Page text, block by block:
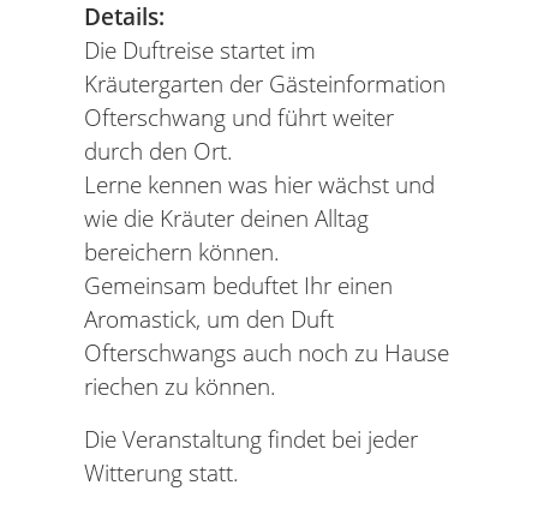
Details:
Die Duftreise startet im
Kräutergarten der Gästeinformation
Ofterschwang und führt weiter
durch den Ort.
Lerne kennen was hier wächst und
wie die Kräuter deinen Alltag
bereichern können.
Gemeinsam beduftet Ihr einen
Aromastick, um den Duft
Ofterschwangs auch noch zu Hause
riechen zu können.
Die Veranstaltung findet bei jeder
Witterung statt.